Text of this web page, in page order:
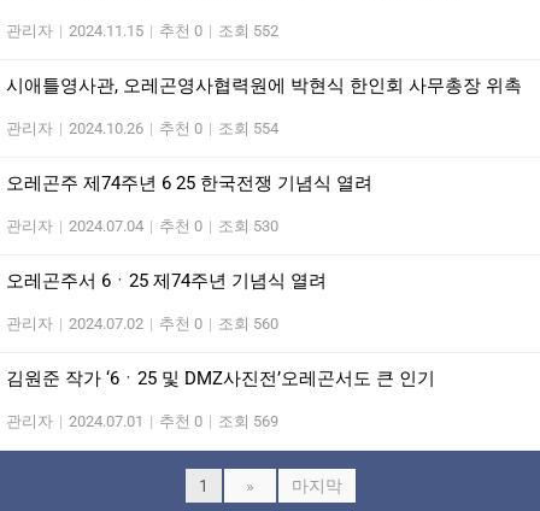
관리자 | 2024.11.15 | 추천 0 | 조회 552
시애틀영사관, 오레곤영사협력원에 박현식 한인회 사무총장 위촉
관리자 | 2024.10.26 | 추천 0 | 조회 554
오레곤주 제74주년 6 25 한국전쟁 기념식 열려
관리자 | 2024.07.04 | 추천 0 | 조회 530
오레곤주서 6ㆍ25 제74주년 기념식 열려
관리자 | 2024.07.02 | 추천 0 | 조회 560
김원준 작가 ‘6ㆍ25 및 DMZ사진전’오레곤서도 큰 인기
관리자 | 2024.07.01 | 추천 0 | 조회 569
1 » 마지막